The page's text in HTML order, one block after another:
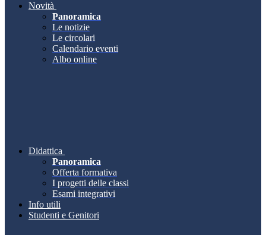
Novità
Panoramica
Le notizie
Le circolari
Calendario eventi
Albo online
Didattica
Panoramica
Offerta formativa
I progetti delle classi
Esami integrativi
Info utili
Studenti e Genitori